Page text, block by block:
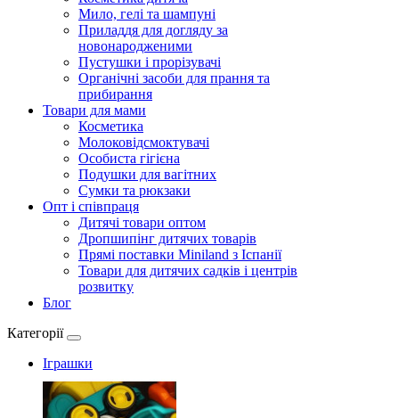
Мило, гелі та шампуні
Приладдя для догляду за
новонародженими
Пустушки і прорізувачі
Органічні засоби для прання та
прибирання
Товари для мами
Косметика
Молоковідсмоктувачі
Особиста гігієна
Подушки для вагітних
Сумки та рюкзаки
Опт і співпраця
Дитячі товари оптом
Дропшипінг дитячих товарів
Прямі поставки Miniland з Іспанії
Товари для дитячих садків і центрів
розвитку
Блог
Категорії
Іграшки